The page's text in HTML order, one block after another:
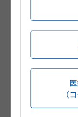
会員登録をさ
（